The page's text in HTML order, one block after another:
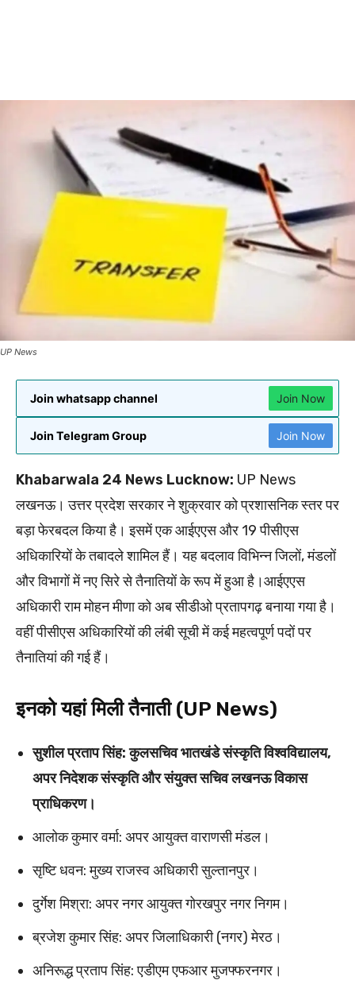
UP News
Join whatsapp channel Join Now
Join Telegram Group Join Now
Khabarwala 24 News Lucknow: UP News
लखनऊ। उत्तर प्रदेश सरकार ने शुक्रवार को प्रशासनिक स्तर पर
बड़ा फेरबदल किया है। इसमें एक आईएएस और 19 पीसीएस
अधिकारियों के तबादले शामिल हैं। यह बदलाव विभिन्न जिलों, मंडलों
और विभागों में नए सिरे से तैनातियों के रूप में हुआ है।आईएएस
अधिकारी राम मोहन मीणा को अब सीडीओ प्रतापगढ़ बनाया गया है।
वहीं पीसीएस अधिकारियों की लंबी सूची में कई महत्वपूर्ण पदों पर
तैनातियां की गई हैं।
इनको यहां मिली तैनाती (UP News)
सुशील प्रताप सिंह: कुलसचिव भातखंडे संस्कृति विश्वविद्यालय,
अपर निदेशक संस्कृति और संयुक्त सचिव लखनऊ विकास
प्राधिकरण।
आलोक कुमार वर्मा: अपर आयुक्त वाराणसी मंडल।
सृष्टि धवन: मुख्य राजस्व अधिकारी सुल्तानपुर।
दुर्गेश मिश्रा: अपर नगर आयुक्त गोरखपुर नगर निगम।
ब्रजेश कुमार सिंह: अपर जिलाधिकारी (नगर) मेरठ।
अनिरूद्ध प्रताप सिंह: एडीएम एफआर मुजफ्फरनगर।